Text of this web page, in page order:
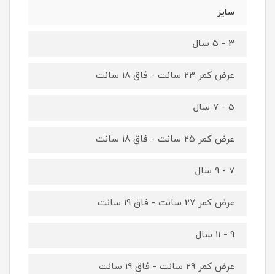
سایز
3 - 5 سال
عرض کمر 23 سانت - فاق 18 سانت
5 - 7 سال
عرض کمر 25 سانت - فاق 18 سانت
7 - 9 سال
عرض کمر 27 سانت - فاق 19 سانت
9 - 11 سال
عرض کمر 29 سانت - فاق 19 سانت